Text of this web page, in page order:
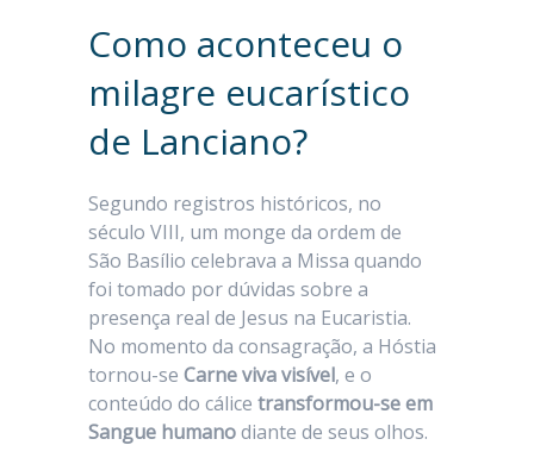
Como aconteceu o
milagre eucarístico
de Lanciano?
Segundo registros históricos, no
século VIII, um monge da ordem de
São Basílio celebrava a Missa quando
foi tomado por dúvidas sobre a
presença real de Jesus na Eucaristia.
No momento da consagração, a Hóstia
tornou-se Carne viva visível, e o
conteúdo do cálice transformou-se em
Sangue humanodiante de seus olhos.